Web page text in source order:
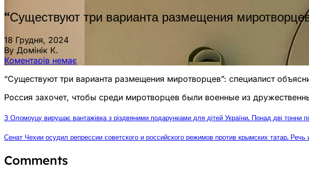
“Существуют три варианта размещения
18 Грудня, 2024
By Домінік К.
Коментарів немає
“Существуют три варианта размещения миротворцев”: специалист
Россия захочет, чтобы среди миротворцев были военные из
З Оломоуцу вирушає вантажівка з різдвяними подарунками для дітей України. Понад дві тонни
Сенат Чехии осудил репрессии советского и российского режимов против крымских татар.
Comments